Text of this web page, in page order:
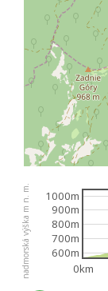
nadmorská výška m n. m. 0km
600m
700m
800m
900m
1000m